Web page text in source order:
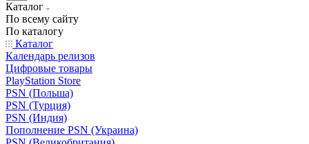
Каталог
По всему сайту
По каталогу
Каталог
Календарь релизов
Цифровые товары
PlayStation Store
PSN (Польша)
PSN (Турция)
PSN (Индия)
Пополнение PSN (Украина)